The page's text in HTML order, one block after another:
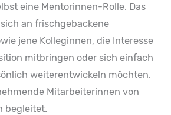
eine Mentorinnen-Rolle. Das
an frischgebackene
jene Kolleginnen, die Interesse
mitbringen oder sich einfach
weiterentwickeln möchten.
Mitarbeiterinnen von
begleitet.